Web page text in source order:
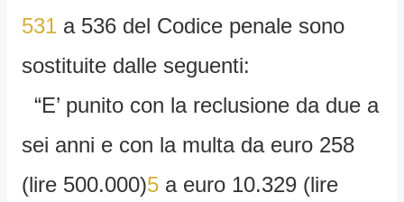
531a 536 del Codice penale sono
sostituite dalle seguenti:
“E’ punito con la reclusione da due a
sei anni e con la multa da euro 258
(lire 500.000)5a euro 10.329 (lire